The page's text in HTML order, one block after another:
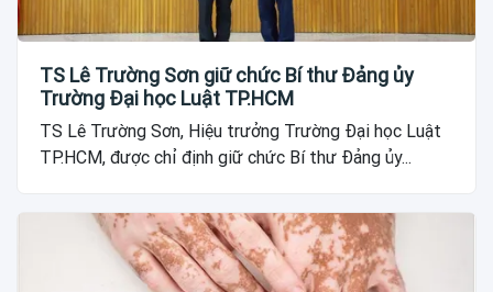
TS Lê Trường Sơn giữ chức Bí thư Đảng ủy
Trường Đại học Luật TP.HCM
TS Lê Trường Sơn, Hiệu trưởng Trường Đại học Luật
TP.HCM, được chỉ định giữ chức Bí thư Đảng ủy...